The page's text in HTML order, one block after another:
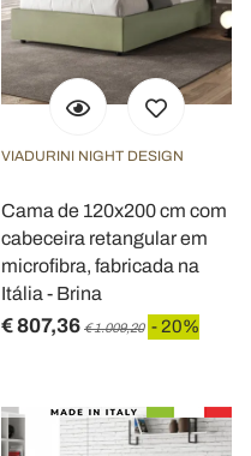
VIADURINI NIGHT DESIGN
Cama de 120x200 cm com
cabeceira retangular em
microfibra, fabricada na
Itália - Brina
€ 807,36 € 1.009,20 - 20%